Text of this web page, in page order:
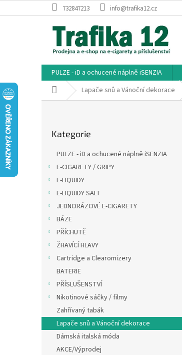
na
732847213 info@trafika12.cz
PULZE - iD a ochucené náplně iSENZIA
Domů Lapače snů a Vánoční dekorace
kategorie
Kategorie
PULZE - iD a ochucené náplně iSENZIA
E-CIGARETY / GRIPY
E-LIQUIDY
E-LIQUIDY SALT
JEDNORÁZOVÉ E-CIGARETY
BÁZE
PŘÍCHUTĚ
ŽHAVÍCÍ HLAVY
Cartridge a Clearomizery
BATERIE
PŘÍSLUŠENSTVÍ
Nikotinové sáčky / filmy
Zahřívaný tabák
Lapače snů a Vánoční dekorace
Dámská italská móda
AKCE/Výprodej